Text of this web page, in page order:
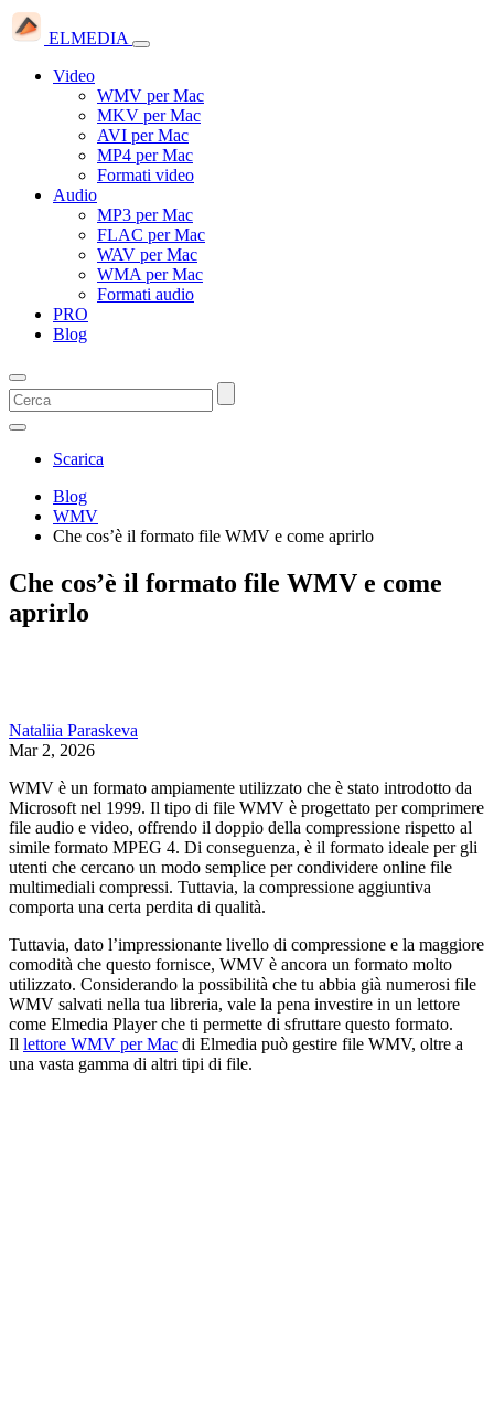
ELMEDIA
Video
WMV per Mac
MKV per Mac
AVI per Mac
MP4 per Mac
Formati video
Audio
MP3 per Mac
FLAC per Mac
WAV per Mac
WMA per Mac
Formati audio
PRO
Blog
Scarica
Blog
WMV
Che cos’è il formato file WMV e come aprirlo
Che cos’è il formato file WMV e come
aprirlo
Nataliia Paraskeva
Mar 2, 2026
WMV è un formato ampiamente utilizzato che è stato introdotto da
Microsoft nel 1999. Il tipo di file WMV è progettato per comprimere
file audio e video, offrendo il doppio della compressione rispetto al
simile formato MPEG 4. Di conseguenza, è il formato ideale per gli
utenti che cercano un modo semplice per condividere online file
multimediali compressi. Tuttavia, la compressione aggiuntiva
comporta una certa perdita di qualità.
Tuttavia, dato l’impressionante livello di compressione e la maggiore
comodità che questo fornisce, WMV è ancora un formato molto
utilizzato. Considerando la possibilità che tu abbia già numerosi file
WMV salvati nella tua libreria, vale la pena investire in un lettore
come Elmedia Player che ti permette di sfruttare questo formato.
Il lettore WMV per Mac di Elmedia può gestire file WMV, oltre a
una vasta gamma di altri tipi di file.